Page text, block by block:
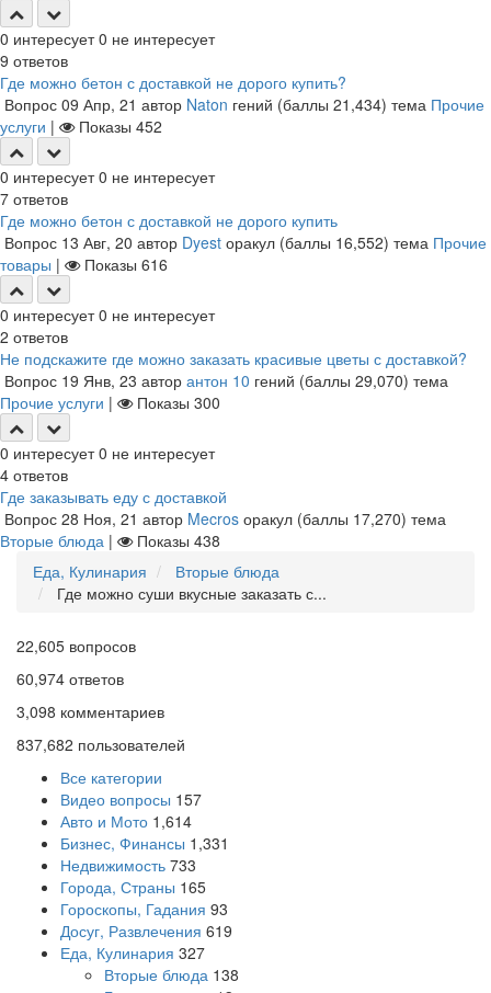
0 интересует 0 не интересует
9 ответов
Где можно бетон с доставкой не дорого купить?
Вопрос 09 Апр, 21 автор Naton гений (баллы 21,434) тема Прочие
услуги | Показы 452
0 интересует 0 не интересует
7 ответов
Где можно бетон с доставкой не дорого купить
Вопрос 13 Авг, 20 автор Dyest оракул (баллы 16,552) тема Прочие
товары | Показы 616
0 интересует 0 не интересует
2 ответов
Не подскажите где можно заказать красивые цветы с доставкой?
Вопрос 19 Янв, 23 автор антон 10 гений (баллы 29,070) тема
Прочие услуги | Показы 300
0 интересует 0 не интересует
4 ответов
Где заказывать еду с доставкой
Вопрос 28 Ноя, 21 автор Mecros оракул (баллы 17,270) тема
Вторые блюда | Показы 438
Еда, Кулинария
Вторые блюда
Где можно суши вкусные заказать с...
22,605 вопросов
60,974 ответов
3,098 комментариев
837,682 пользователей
Все категории
Видео вопросы 157
Авто и Мото 1,614
Бизнес, Финансы 1,331
Недвижимость 733
Города, Страны 165
Гороскопы, Гадания 93
Досуг, Развлечения 619
Еда, Кулинария 327
Вторые блюда 138